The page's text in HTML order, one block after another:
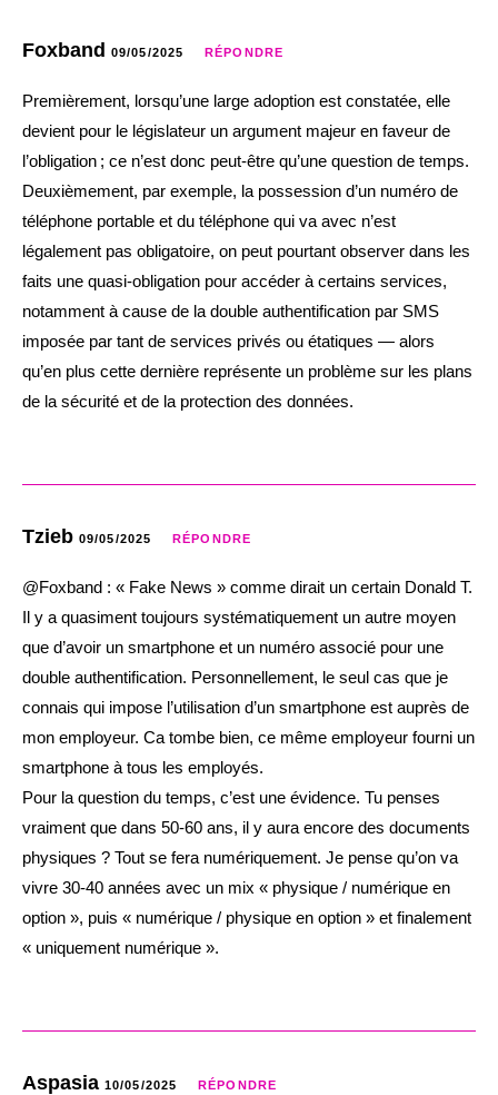
Foxband 09/05/2025 RÉPONDRE
Premièrement, lorsqu’une large adoption est constatée, elle
devient pour le législateur un argument majeur en faveur de
l’obligation ; ce n’est donc peut-être qu’une question de temps.
Deuxièmement, par exemple, la possession d’un numéro de
téléphone portable et du téléphone qui va avec n’est
légalement pas obligatoire, on peut pourtant observer dans les
faits une quasi-obligation pour accéder à certains services,
notamment à cause de la double authentification par SMS
imposée par tant de services privés ou étatiques — alors
qu’en plus cette dernière représente un problème sur les plans
de la sécurité et de la protection des données.
Tzieb 09/05/2025 RÉPONDRE
@Foxband : « Fake News » comme dirait un certain Donald T.
Il y a quasiment toujours systématiquement un autre moyen
que d’avoir un smartphone et un numéro associé pour une
double authentification. Personnellement, le seul cas que je
connais qui impose l’utilisation d’un smartphone est auprès de
mon employeur. Ca tombe bien, ce même employeur fourni un
smartphone à tous les employés.
Pour la question du temps, c’est une évidence. Tu penses
vraiment que dans 50-60 ans, il y aura encore des documents
physiques ? Tout se fera numériquement. Je pense qu’on va
vivre 30-40 années avec un mix « physique / numérique en
option », puis « numérique / physique en option » et finalement
« uniquement numérique ».
Aspasia 10/05/2025 RÉPONDRE